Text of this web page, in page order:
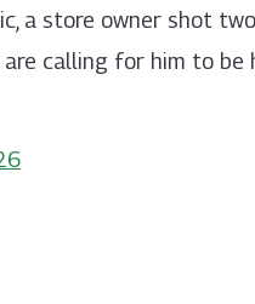
a store owner shot
calling for him to be